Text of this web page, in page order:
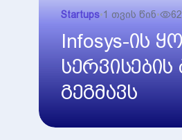
Startups•1 თვის წინ•
Infosys-ის
გეგმავს